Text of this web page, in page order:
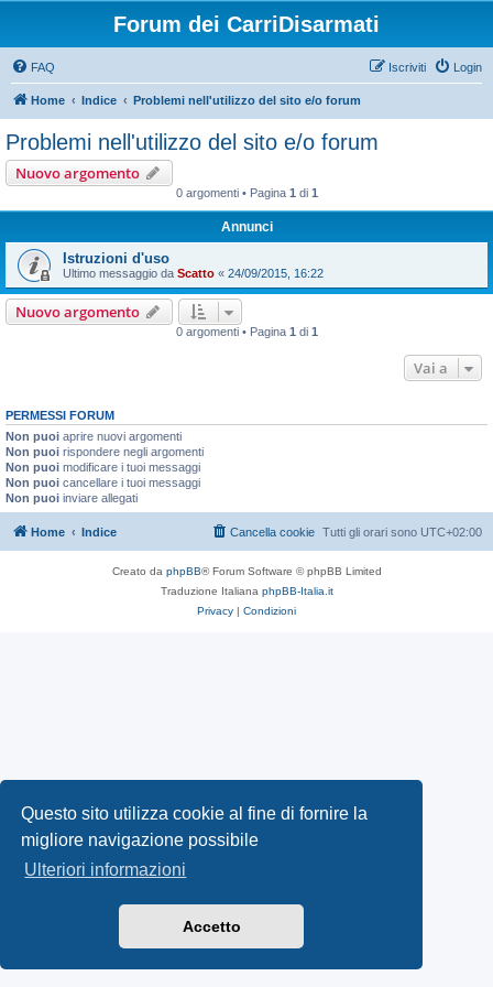
Questo sito utilizza cookie al fine di fornire la
migliore navigazione possibile
Ulteriori informazioni
Accetto
Forum dei CarriDisarmati
FAQ Login
Iscriviti
Home Indice Problemi nell'utilizzo del sito e/o forum
Problemi nell'utilizzo del sito e/o forum
Nuovo argomento
0 argomenti • Pagina 1 di 1
Annunci
Istruzioni d'uso
Ultimo messaggio da Scatto « 24/09/2015, 16:22
Nuovo argomento
0 argomenti • Pagina 1 di 1
Vai a
PERMESSI FORUM
Non puoi aprire nuovi argomenti
Non puoi rispondere negli argomenti
Non puoi modificare i tuoi messaggi
Non puoi cancellare i tuoi messaggi
Non puoi inviare allegati
Home Indice Tutti gli orari sono UTC+02:00
Cancella cookie
Creato da phpBB® Forum Software © phpBB Limited
Traduzione Italiana phpBB-Italia.it
Privacy | Condizioni